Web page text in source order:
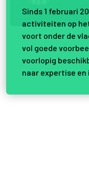
Samen
Sinds 1 februari
activiteiten op
voort onder de
vol goede
voorlopig
naar expertise en